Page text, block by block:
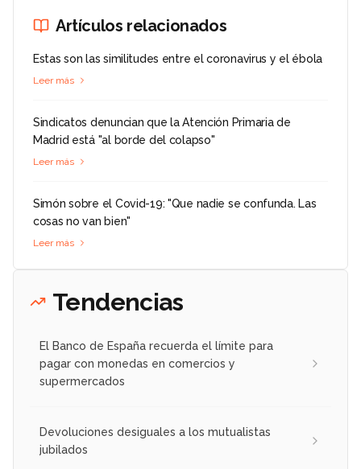
Artículos relacionados
Estas son las similitudes entre el coronavirus y el ébola
Leer más
Sindicatos denuncian que la Atención Primaria de
Madrid está "al borde del colapso"
Leer más
Simón sobre el Covid-19: "Que nadie se confunda. Las
cosas no van bien"
Leer más
Tendencias
El Banco de España recuerda el límite para
pagar con monedas en comercios y
supermercados
Devoluciones desiguales a los mutualistas
jubilados